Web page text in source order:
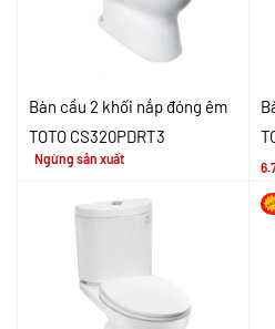
Bàn cầu 2 khối nắp đóng êm
TOTO CS320PDRT3
Ngừng sản xuất